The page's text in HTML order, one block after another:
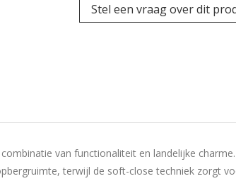
Stel een vraag over dit
van functionaliteit en landelijke
terwijl de soft-close techniek zorgt